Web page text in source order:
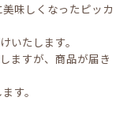
味しくなったピッカ
いたします。
ますが、商品が届き
す。